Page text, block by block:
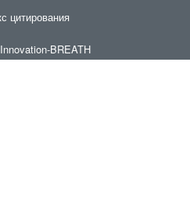
Innovation-BREATH